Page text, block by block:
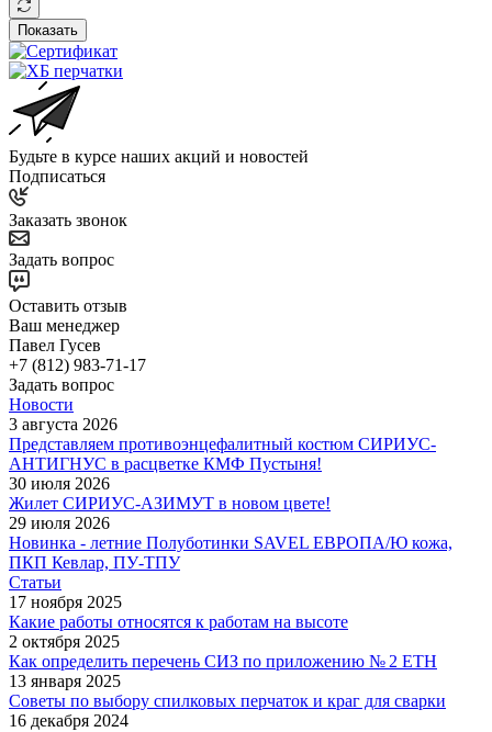
Показать
Будьте в курсе наших акций и новостей
Подписаться
Заказать звонок
Задать вопрос
Оставить отзыв
Ваш менеджер
Павел Гусев
+7 (812) 983-71-17
Задать вопрос
Новости
3 августа 2026
Представляем противоэнцефалитный костюм СИРИУС-
АНТИГНУС в расцветке КМФ Пустыня!
30 июля 2026
Жилет СИРИУС-АЗИМУТ в новом цвете!
29 июля 2026
Новинка - летние Полуботинки SAVEL ЕВРОПА/Ю кожа,
ПКП Кевлар, ПУ-ТПУ
Статьи
17 ноября 2025
Какие работы относятся к работам на высоте
2 октября 2025
Как определить перечень СИЗ по приложению № 2 ЕТН
13 января 2025
Советы по выбору спилковых перчаток и краг для сварки
16 декабря 2024